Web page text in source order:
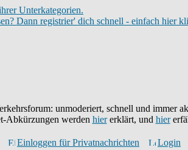
Unterkategorien.
Dann registrier' dich schnell - einfach hier
unmoderiert, schnell und immer
Abkürzungen werden hiererklärt, und hier
Einloggen für Privatnachrichten
Login